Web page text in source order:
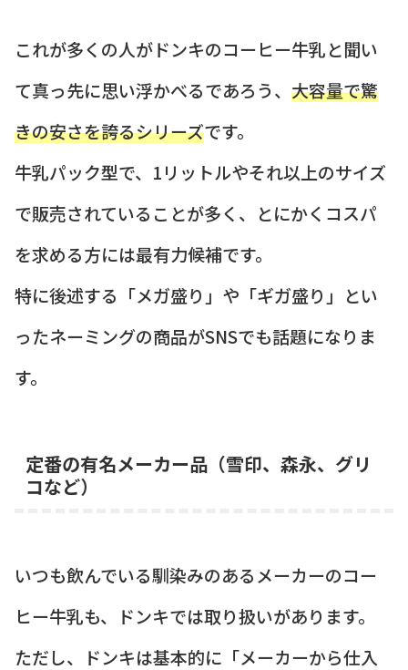
これが多くの人がドンキのコーヒー牛乳と聞い
て真っ先に思い浮かべるであろう、 大容量で驚
きの安さを誇るシリーズです。
牛乳パック型で、1リットルやそれ以上のサイズ
で販売されていることが多く、とにかくコスパ
を求める方には最有力候補です。
特に後述する「メガ盛り」や「ギガ盛り」とい
ったネーミングの商品がSNSでも話題になりま
す。
定番の有名メーカー品（雪印、森永、グリ
コなど）
いつも飲んでいる馴染みのあるメーカーのコー
ヒー牛乳も、ドンキでは取り扱いがあります。
ただし、ドンキは基本的に「メーカーから仕入